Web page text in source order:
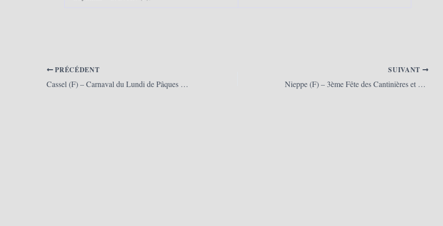
PRÉCÉDENT
Cassel (F) – Carnaval du Lundi de Pâques 2013 (01/04/2013)
SUIVANT
Nieppe (F) – 3ème Fête des Cantinières et mariage civil de Miss Cantine et Pimpon 2013 (21/04/2013)